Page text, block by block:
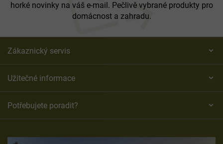
horké novinky na váš e-mail. Pečlivě vybrané produkty pro
domácnost a zahradu.
Zákaznický servis
Užitečné informace
Potřebujete poradit?